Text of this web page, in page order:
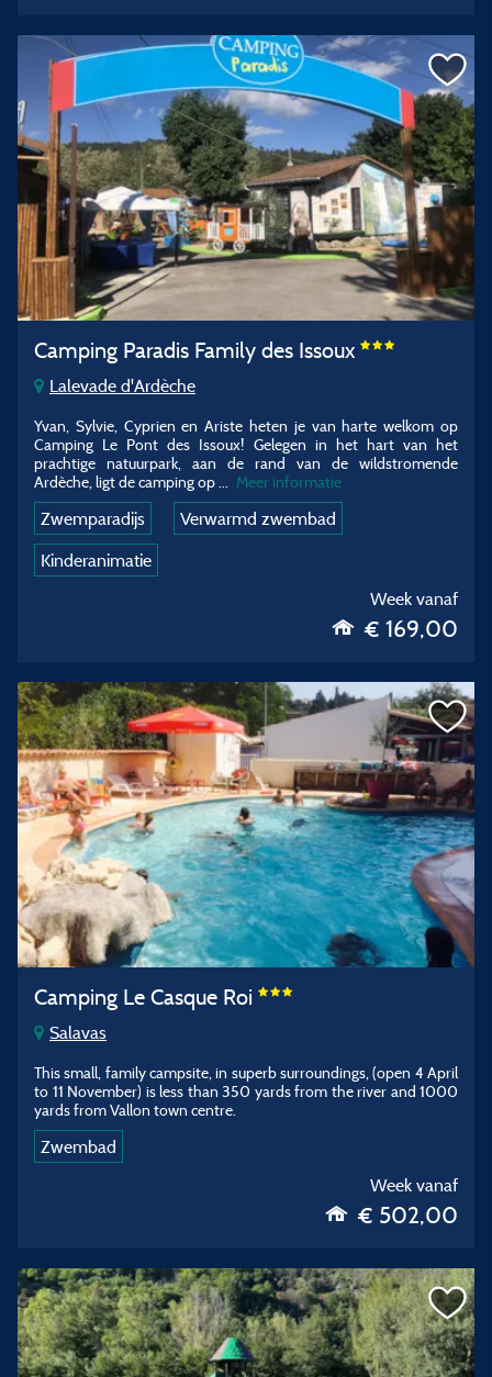
Camping Paradis Family des Issoux
Lalevade d'Ardèche
Yvan, Sylvie, Cyprien en Ariste heten je van harte welkom op
Camping Le Pont des Issoux! Gelegen in het hart van het
prachtige natuurpark, aan de rand van de wildstromende
Ardèche, ligt de camping op ...
Meer informatie
Zwemparadijs
Verwarmd zwembad
Kinderanimatie
Week vanaf
€ 169,00
Camping Le Casque Roi
Salavas
This small, family campsite, in superb surroundings, (open 4 April
to 11 November) is less than 350 yards from the river and 1000
yards from Vallon town centre.
Zwembad
Week vanaf
€ 502,00